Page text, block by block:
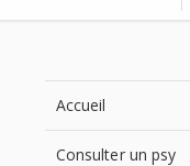
Accueil
Consulter un psy